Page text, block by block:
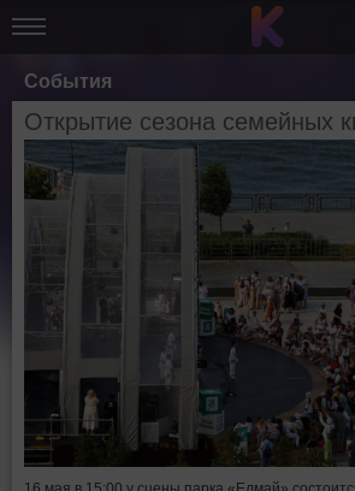
События
Открытие сезона семейных